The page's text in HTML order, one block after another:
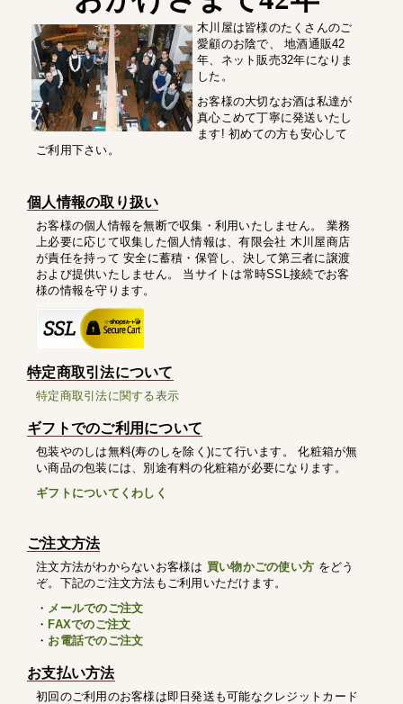
木川屋は皆様のたくさんのご
愛顧のお陰で、 地酒通販42
年、ネット販売32年になりま
した。
お客様の大切なお酒は私達が
真心こめて丁寧に発送いたし
ます! 初めての方も安心して
ご利用下さい。
個人情報の取り扱い
お客様の個人情報を無断で収集・利用いたしません。 業務
上必要に応じて収集した個人情報は、有限会社 木川屋商店
が責任を持って 安全に蓄積・保管し、決して第三者に譲渡
および提供いたしません。 当サイトは常時SSL接続でお客
様の情報を守ります。
特定商取引法について
特定商取引法に関する表示
ギフトでのご利用について
包装やのしは無料(寿のしを除く)にて行います。 化粧箱が無
い商品の包装には、別途有料の化粧箱が必要になります。
ギフトについてくわしく
ご注文方法
注文方法がわからないお客様は 買い物かごの使い方 をどう
ぞ。下記のご注文方法もご利用いただけます。
・ メールでのご注文
・FAXでのご注文
・ お電話でのご注文
お支払い方法
初回のご利用のお客様は即日発送も可能なクレジットカード